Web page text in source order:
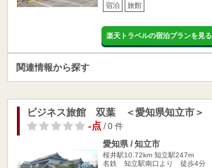
宿泊 旅館
楽天トラベルの宿泊プランを見る
関連情報から探す
ビジネス旅館 双葉 ＜愛知県知立市＞
-点/ 0 件
愛知県 / 知立市
桜井駅10.72km 知立駅247m
名鉄 知立駅南口より 徒歩4分